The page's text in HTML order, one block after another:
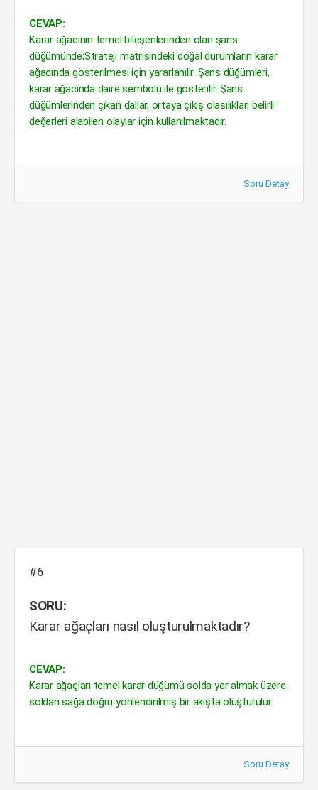
CEVAP:
Karar ağacının temel bileşenlerinden olan şans
düğümünde;Strateji matrisindeki doğal durumların karar
ağacında gösterilmesi için yararlanılır. Şans düğümleri,
karar ağacında daire sembolü ile gösterilir. Şans
düğümlerinden çıkan dallar, ortaya çıkış olasılıkları belirli
değerleri alabilen olaylar için kullanılmaktadır.
Soru Detay
#6
SORU:
Karar ağaçları nasıl oluşturulmaktadır?
CEVAP:
Karar ağaçları temel karar düğümü solda yer almak üzere
soldan sağa doğru yönlendirilmiş bir akışta oluşturulur.
Soru Detay